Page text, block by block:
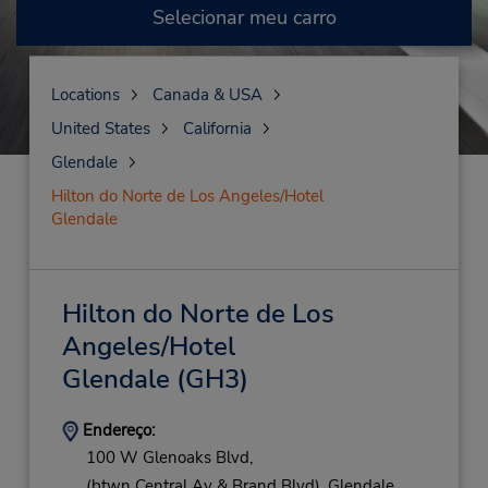
Selecionar meu carro
Locations
Canada & USA
United States
California
Glendale
Hilton do Norte de Los Angeles/Hotel
Glendale
Hilton do Norte de Los
Angeles/Hotel
Glendale (GH3)
Endereço:
100 W Glenoaks Blvd,